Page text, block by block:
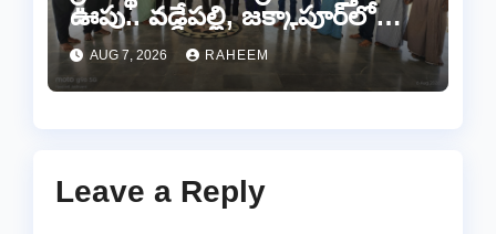
ఊపు.. వడ్డేపల్లి, జక్కాపూర్‌లో
నూతన కమిటీల ఏర్పాటు
AUG 7, 2026 RAHEEM
Leave a Reply